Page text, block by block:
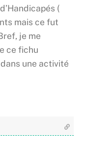
(
mais ce fut
je me
ce fichu
une activité